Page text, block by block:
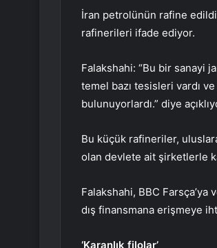
İran petrolünün rafine
rafinerileri ifade ediyor.
Falakshahi: “Bu bir sanayi
temel bazı tesisleri vardı
bulunuyorlardı.” diye
Bu küçük rafineriler,
olan devlete ait şirketlerle
Falakshahi, BBC
dış finansmana erişmeye
‘Karanlık filolar’